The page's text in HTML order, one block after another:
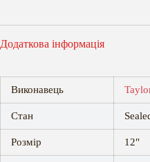
Додаткова інформація
Виконавець
Стан
Розмір 12"